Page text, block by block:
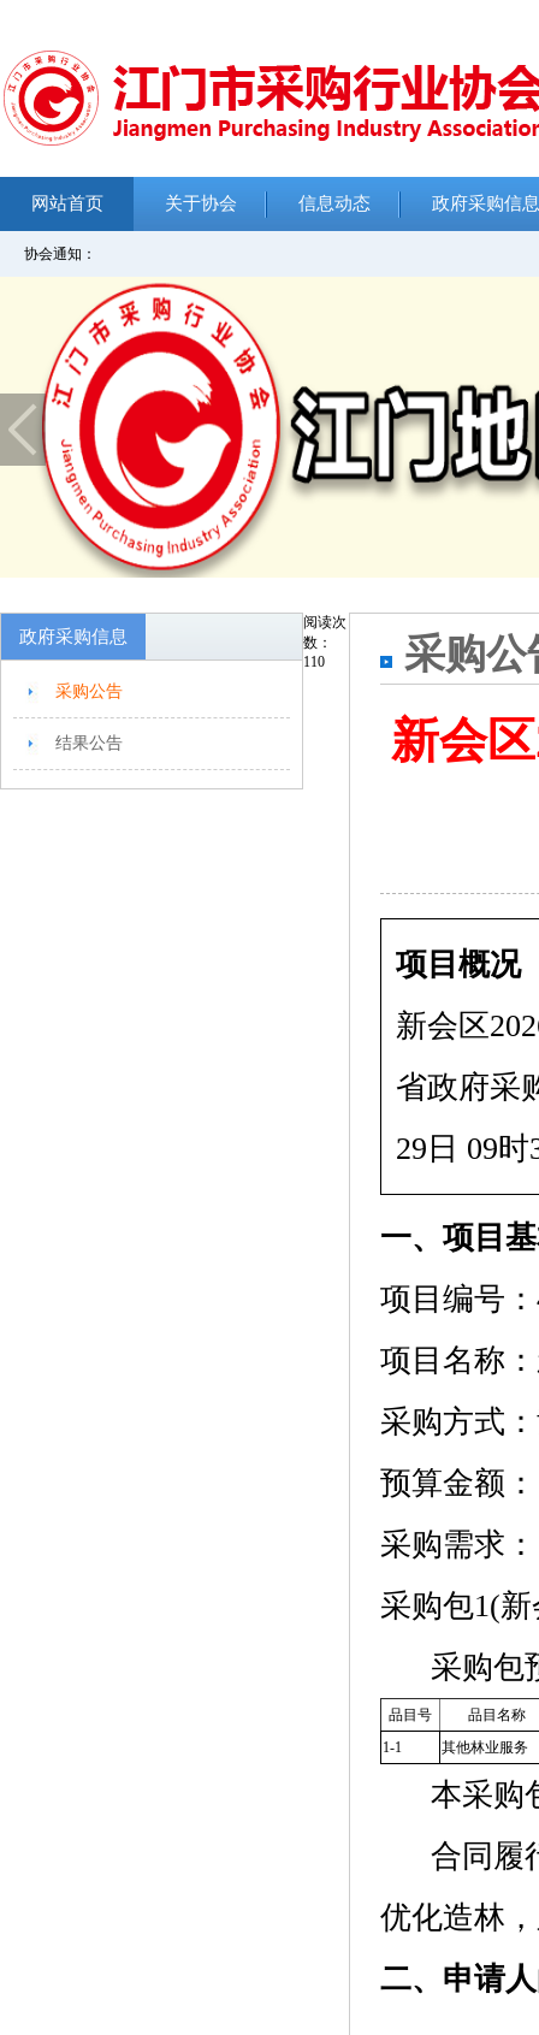
网站首页 关于协会 信息动态 政府采购信息
协会通知：
政府采购信息
采购公告
结果公告
采购公
新会
项目概况
新会区
省政府采
29日 09
一、项目
项目编号：
项目名称
采购方式
预算金额
采购需求：
采购包1(
采购包
品目号
品目名称
1-1
其他林业服务
本采购
合同履
优化造林
二、申请
阅读次
数：
110